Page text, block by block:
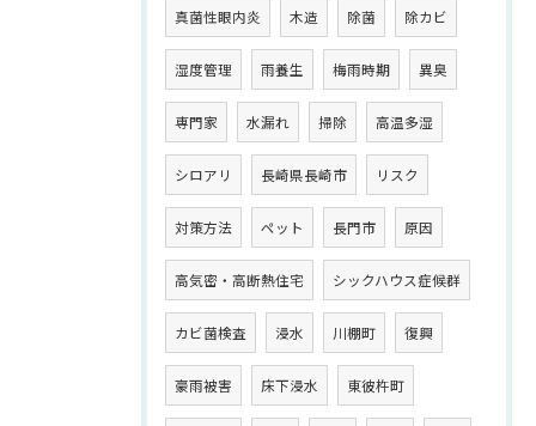
真菌性眼内炎 木造 除菌 除カビ
湿度管理 雨養生 梅雨時期 異臭
専門家 水漏れ 掃除 高温多湿
シロアリ 長崎県長崎市 リスク
対策方法 ペット 長門市 原因
高気密・高断熱住宅 シックハウス症候群
カビ菌検査 浸水 川棚町 復興
豪雨被害 床下浸水 東彼杵町